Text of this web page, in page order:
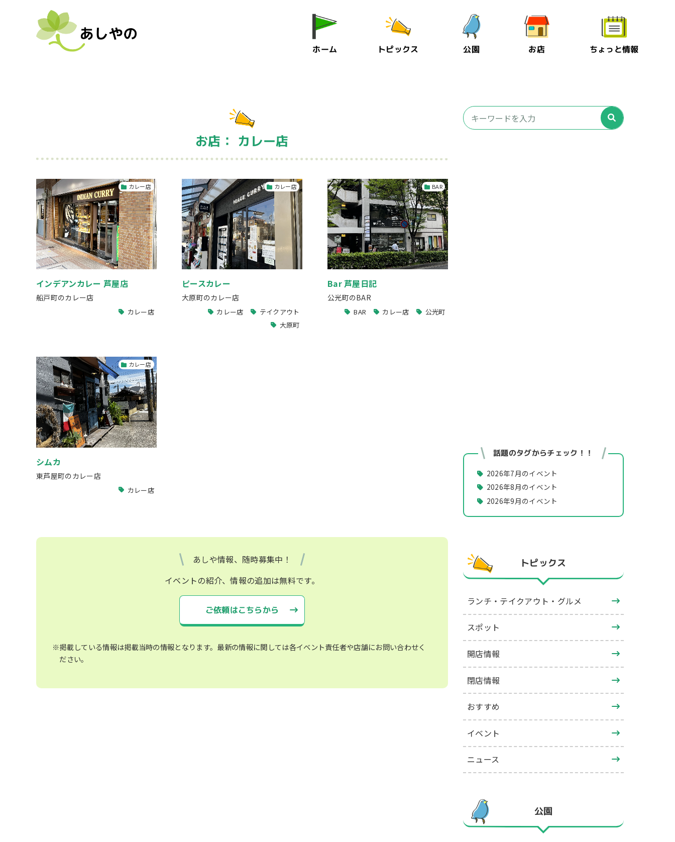
ホーム トピックス 公園 お店 ちょっと情報
お店： カレー店
カレー店
インデアンカレー 芦屋店
船戸町のカレー店
カレー店
カレー店
ピースカレー
大原町のカレー店
カレー店
テイクアウト
大原町
BAR
Bar 芦屋日記
公光町のBAR
BAR カレー店 公光町
カレー店
シムカ
東芦屋町のカレー店
カレー店
あしや情報、随時募集中！
イベントの紹介、情報の追加は無料です。
ご依頼はこちらから
※掲載している情報は掲載当時の情報となります。最新の情報に関しては各イベント責任者や店舗にお問い合わせく
ださい。
話題のタグからチェック！！
2026年7月のイベント
2026年8月のイベント
2026年9月のイベント
トピックス
ランチ・テイクアウト・グルメ
スポット
開店情報
閉店情報
おすすめ
イベント
ニュース
公園